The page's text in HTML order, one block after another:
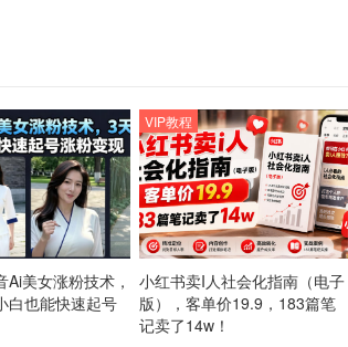
Ai美女涨粉技术，
白也能快速起号
小红书卖I人社会化指南（电子
版），客单价19.9，183篇笔
记卖了14w！
VIP教程